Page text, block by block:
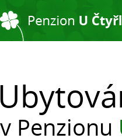
v Penzionu